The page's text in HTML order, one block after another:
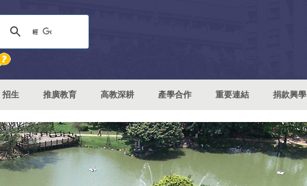
招生 推廣教育 高教深耕 產學合作 重要連結 捐款興學